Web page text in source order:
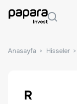
Anasayfa Hisseler
R